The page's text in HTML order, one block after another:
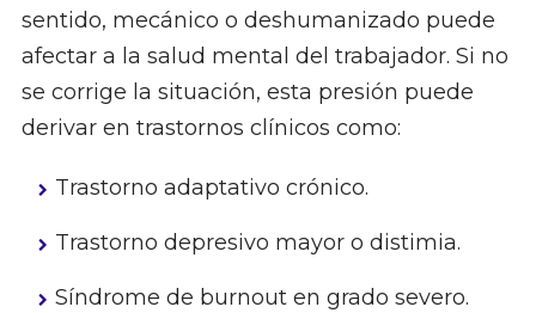
sentido, mecánico o deshumanizado puede
afectar a la salud mental del trabajador. Si no
se corrige la situación, esta presión puede
derivar en trastornos clínicos como:
Trastorno adaptativo crónico.
Trastorno depresivo mayor o distimia.
Síndrome de burnout en grado severo.